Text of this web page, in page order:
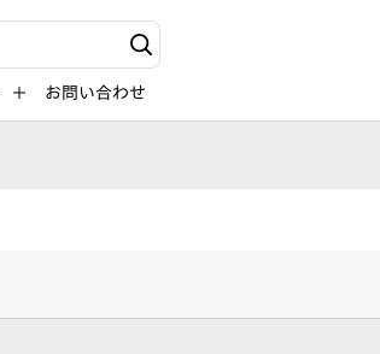
お問い合わせ